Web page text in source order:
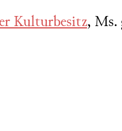
Kulturbesitz, Ms.